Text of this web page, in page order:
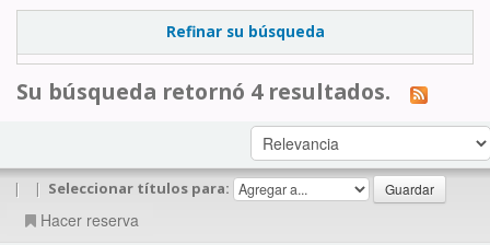
Refinar su búsqueda
Su búsqueda retornó 4 resultados.
| | Seleccionar títulos para:
Hacer reserva